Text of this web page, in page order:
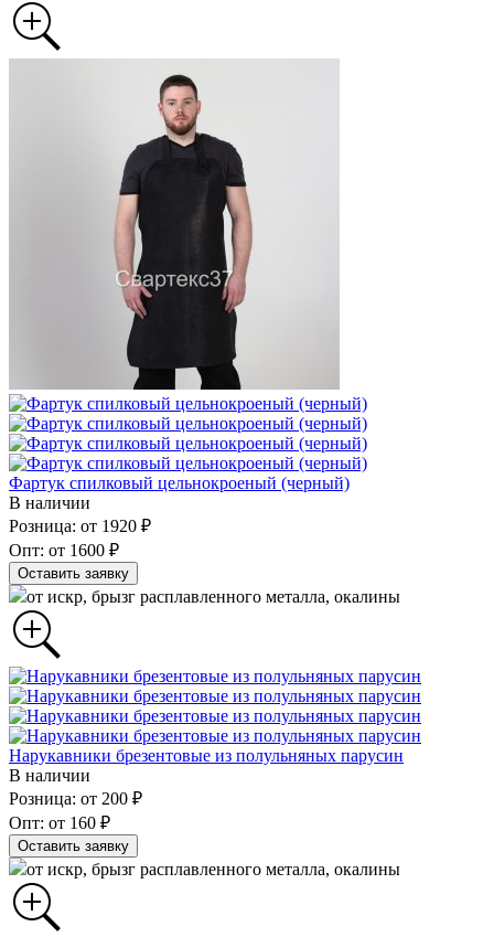
Фартук спилковый цельнокроеный (черный)
В наличии
Розница: от 1920 ₽
Опт: от 1600 ₽
Оставить заявку
от искр, брызг расплавленного металла, окалины
Нарукавники брезентовые из полульняных парусин
В наличии
Розница: от 200 ₽
Опт: от 160 ₽
Оставить заявку
от искр, брызг расплавленного металла, окалины